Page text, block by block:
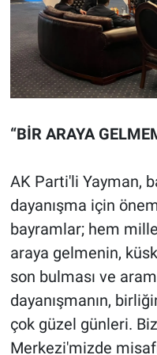
“BİR ARAYA
AK Parti'li Yayman,
dayanışma için
bayramlar; hem
araya gelmenin,
son bulması ve
dayanışmanın,
çok güzel günleri.
Merkezi'mizde